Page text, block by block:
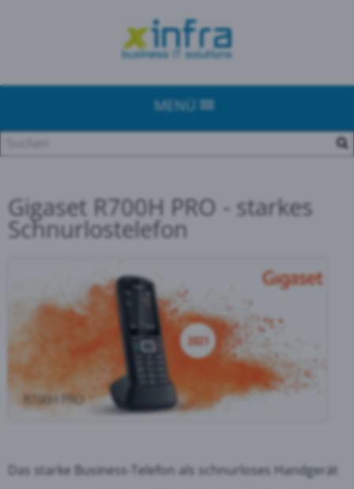
MENÜ
Gigaset R700H PRO - starkes
Schnurlostelefon
Das starke Business-Telefon als schnurloses Handgerät